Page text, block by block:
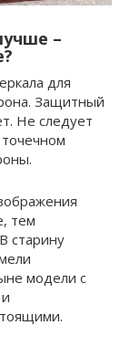
–
для
Защитный
Не следует
тем
старину
модели с